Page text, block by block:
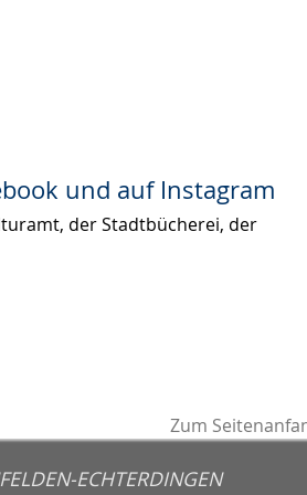
und auf Instagram
der Stadtbücherei, der
Zum
ECHTERDINGEN